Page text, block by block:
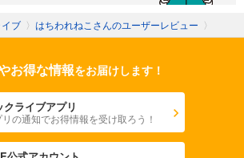
ブ 〉 はちわれねこさんのユーザーレビュー 〉
お得な情報をお届けします！
クライブアプリ
リの通知でお得情報を受け取ろう！